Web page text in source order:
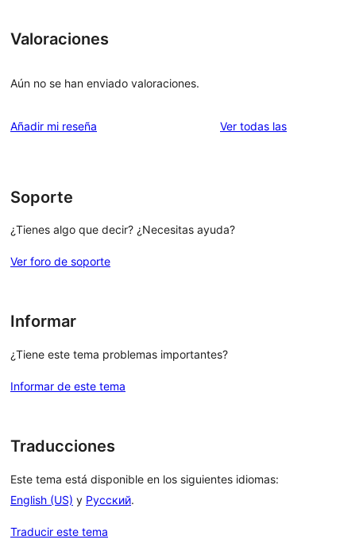
Valoraciones
Aún no se han enviado valoraciones.
Añadir mi reseña Ver todas lasvaloraciones
Soporte
¿Tienes algo que decir? ¿Necesitas ayuda?
Ver foro de soporte
Informar
¿Tiene este tema problemas importantes?
Informar de este tema
Traducciones
Este tema está disponible en los siguientes idiomas:
English (US) y Русский.
Traducir este tema